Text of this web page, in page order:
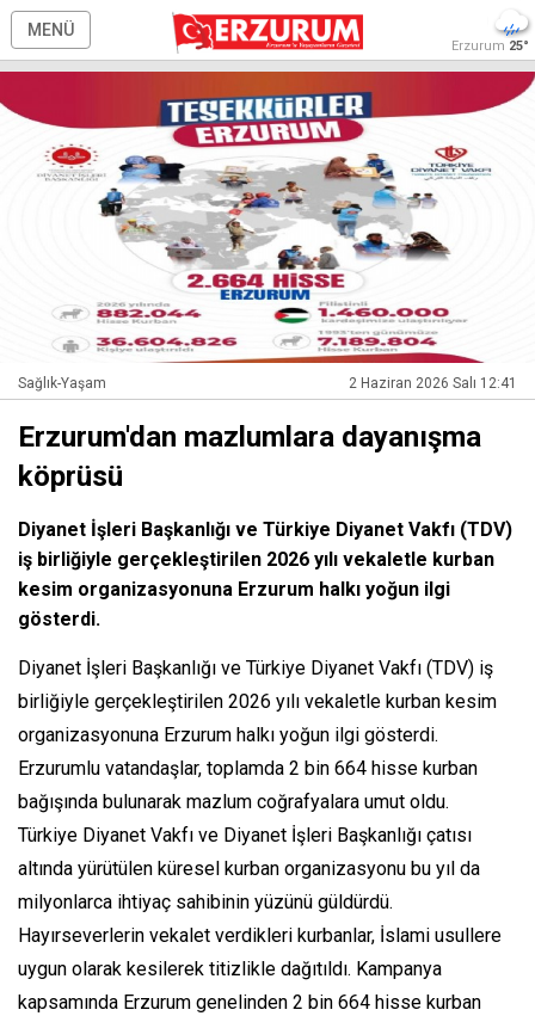
MENÜ
Erzurum 25°
Sağlık-Yaşam 2 Haziran 2026 Salı 12:41
Erzurum'dan mazlumlara dayanışma
köprüsü
Diyanet İşleri Başkanlığı ve Türkiye Diyanet Vakfı (TDV)
iş birliğiyle gerçekleştirilen 2026 yılı vekaletle kurban
kesim organizasyonuna Erzurum halkı yoğun ilgi
gösterdi.
Diyanet İşleri Başkanlığı ve Türkiye Diyanet Vakfı (TDV) iş
birliğiyle gerçekleştirilen 2026 yılı vekaletle kurban kesim
organizasyonuna Erzurum halkı yoğun ilgi gösterdi.
Erzurumlu vatandaşlar, toplamda 2 bin 664 hisse kurban
bağışında bulunarak mazlum coğrafyalara umut oldu.
Türkiye Diyanet Vakfı ve Diyanet İşleri Başkanlığı çatısı
altında yürütülen küresel kurban organizasyonu bu yıl da
milyonlarca ihtiyaç sahibinin yüzünü güldürdü.
Hayırseverlerin vekalet verdikleri kurbanlar, İslami usullere
uygun olarak kesilerek titizlikle dağıtıldı. Kampanya
kapsamında Erzurum genelinden 2 bin 664 hisse kurban